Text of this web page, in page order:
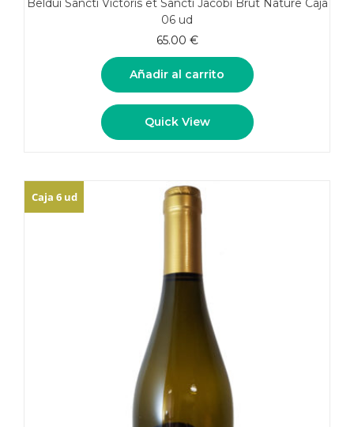
Beldui Sancti Victoris et Sancti Jacobi Brut Nature Caja
06 ud
65.00 €
Añadir al carrito
Quick View
Caja 6 ud